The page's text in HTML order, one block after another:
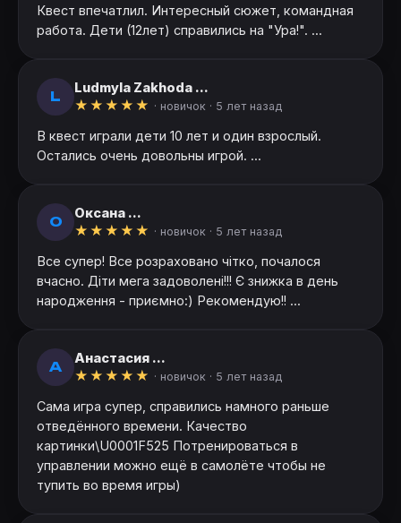
Квест впечатлил. Интересный сюжет, командная
работа. Дети (12лет) справились на "Ура!". ...
L
Ludmyla Zakhoda ...
★ ★ ★ ★ ★ · новичок · 5 лет назад
В квест играли дети 10 лет и один взрослый.
Остались очень довольны игрой. ...
О
Оксана ...
★ ★ ★ ★ ★ · новичок · 5 лет назад
Все супер! Все розраховано чітко, почалося
вчасно. Діти мега задоволені!!! Є знижка в день
народження - приємно:) Рекомендую!! ...
А
Анастасия ...
★ ★ ★ ★ ★ · новичок · 5 лет назад
Сама игра супер, справились намного раньше
отведённого времени. Качество
картинки\U0001F525 Потренироваться в
управлении можно ещё в самолёте чтобы не
тупить во время игры)